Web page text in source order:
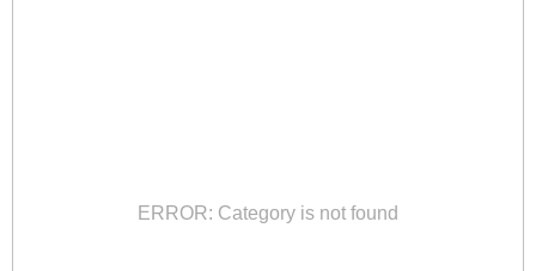
ERROR: Category is not found